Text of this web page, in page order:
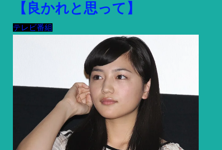
【良かれと思って】
テレビ番組